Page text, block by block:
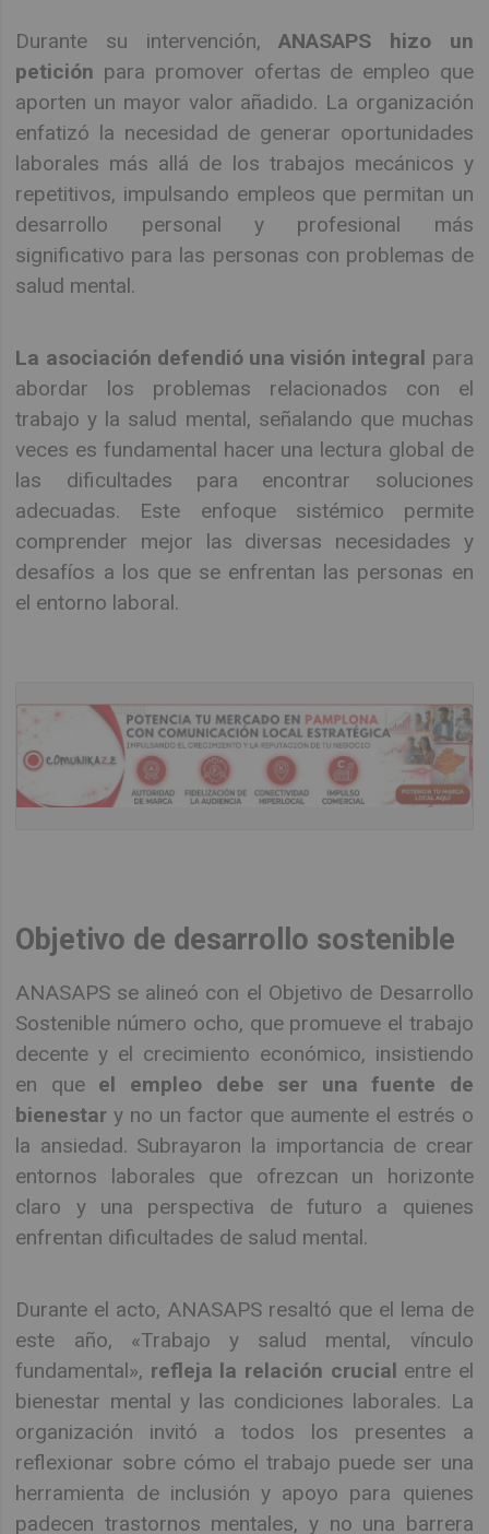
Durante su intervención,ANASAPS hizo un
petición para promover ofertas de empleo que
aporten un mayor valor añadido. La organización
enfatizó la necesidad de generar oportunidades
laborales más allá de los trabajos mecánicos y
repetitivos, impulsando empleos que permitan un
desarrollo personal y profesional más
significativo para las personas con problemas de
salud mental.
La asociación defendió una visión integral para
abordar los problemas relacionados con el
trabajo y la salud mental, señalando que muchas
veces es fundamental hacer una lectura global de
las dificultades para encontrar soluciones
adecuadas. Este enfoque sistémico permite
comprender mejor las diversas necesidades y
desafíos a los que se enfrentan las personas en
el entorno laboral.
Objetivo de desarrollo sostenible
ANASAPS se alineó con el Objetivo de Desarrollo
Sostenible número ocho, que promueve el trabajo
decente y el crecimiento económico, insistiendo
en que el empleo debe ser una fuente de
bienestar y no un factor que aumente el estrés o
la ansiedad. Subrayaron la importancia de crear
entornos laborales que ofrezcan un horizonte
claro y una perspectiva de futuro a quienes
enfrentan dificultades de salud mental.
Durante el acto, ANASAPS resaltó que el lema de
este año, «Trabajo y salud mental, vínculo
fundamental», refleja la relación crucial entre el
bienestar mental y las condiciones laborales. La
organización invitó a todos los presentes a
reflexionar sobre cómo el trabajo puede ser una
herramienta de inclusión y apoyo para quienes
padecen trastornos mentales, y no una barrera